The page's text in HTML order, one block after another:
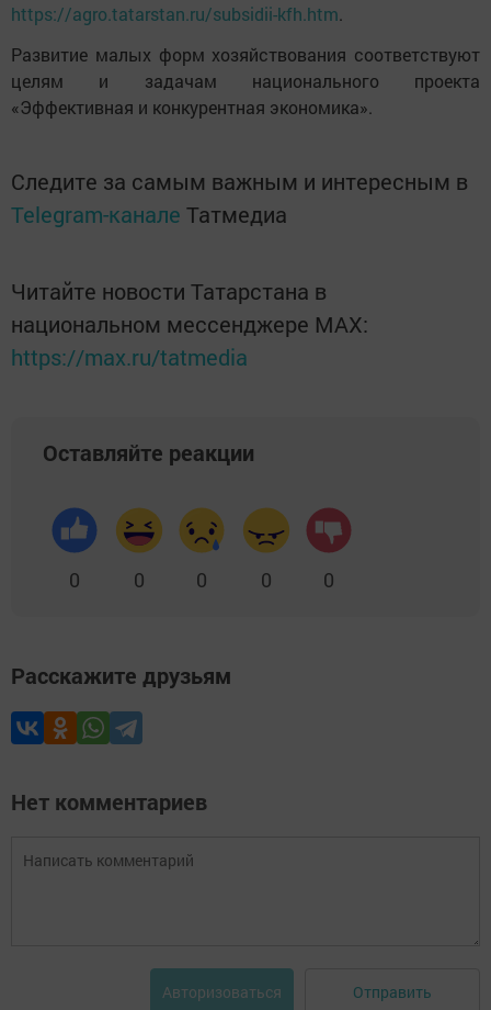
https://agro.tatarstan.ru/subsidii-kfh.htm.
Развитие малых форм хозяйствования соответствуют
целям и задачам национального проекта
«Эффективная и конкурентная экономика».
Следите за самым важным и интересным в
Telegram-канале Татмедиа
Читайте новости Татарстана в
национальном мессенджере MАХ:
https://max.ru/tatmedia
Оставляйте реакции
0 0 0 0 0
Расскажите друзьям
Нет комментариев
Авторизоваться Отправить